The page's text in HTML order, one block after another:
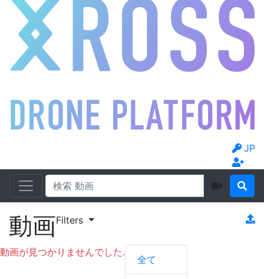
JP
動画Filters
動画が見つかりませんでした.
全て